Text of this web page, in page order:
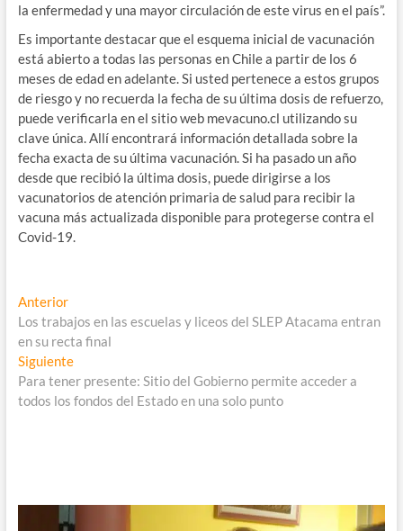
la enfermedad y una mayor circulación de este virus en el país”.
Es importante destacar que el esquema inicial de vacunación
está abierto a todas las personas en Chile a partir de los 6
meses de edad en adelante. Si usted pertenece a estos grupos
de riesgo y no recuerda la fecha de su última dosis de refuerzo,
puede verificarla en el sitio web mevacuno.cl utilizando su
clave única. Allí encontrará información detallada sobre la
fecha exacta de su última vacunación. Si ha pasado un año
desde que recibió la última dosis, puede dirigirse a los
vacunatorios de atención primaria de salud para recibir la
vacuna más actualizada disponible para protegerse contra el
Covid-19.
Navegación
de
entradas
AnteriorEntrada
anterior:
Los trabajos en las escuelas y liceos del SLEP Atacama entran
en su recta final
SiguienteEntrada
siguiente:
Para tener presente: Sitio del Gobierno permite acceder a
todos los fondos del Estado en una solo punto